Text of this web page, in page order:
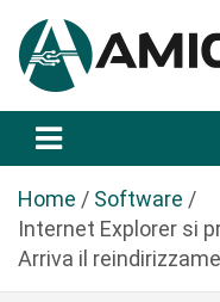
a
Home
Software
Internet Explorer si
Arriva il